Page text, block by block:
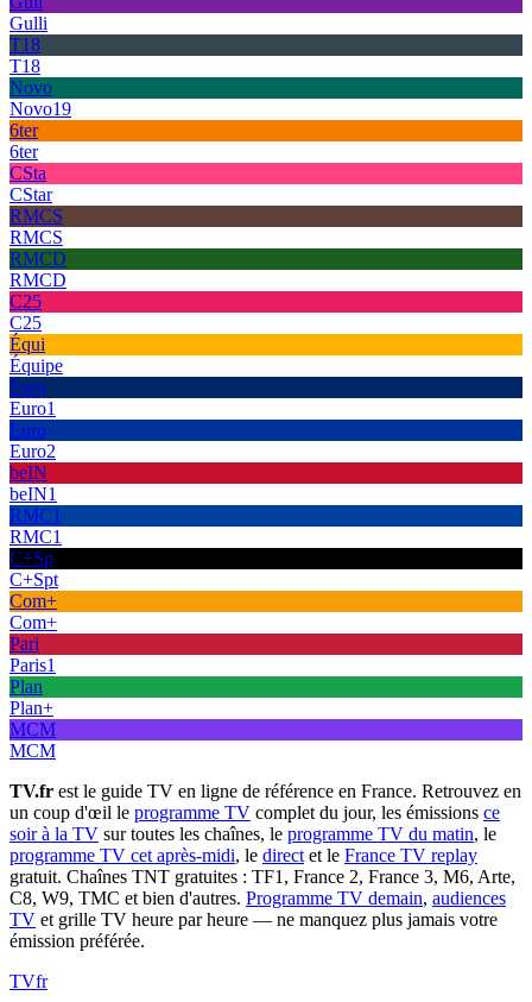
Gulli
T18
T18
Novo
Novo19
6ter
6ter
CSta
CStar
RMCS
RMCS
RMCD
RMCD
C25
C25
Équi
Équipe
Euro
Euro1
Euro
Euro2
beIN
beIN1
RMC1
RMC1
C+Sp
C+Spt
Com+
Com+
Pari
Paris1
Plan
Plan+
MCM
MCM
TV.fr est le guide TV en ligne de référence en France. Retrouvez en
un coup d'œil le programme TV complet du jour, les émissions ce
soir à la TV sur toutes les chaînes, le programme TV du matin, le
programme TV cet après-midi, le direct et le France TV replay
gratuit. Chaînes TNT gratuites : TF1, France 2, France 3, M6, Arte,
C8, W9, TMC et bien d'autres. Programme TV demain, audiences
TV et grille TV heure par heure — ne manquez plus jamais votre
émission préférée.
TVfr